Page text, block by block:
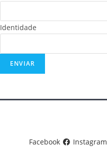
Identidade
ENVIAR
Facebook Instagram